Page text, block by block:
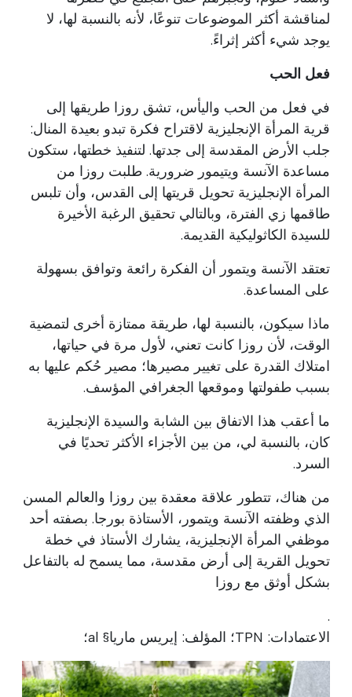
لمناقشة أكثر الموضوعات تنوعًا، لأنه بالنسبة لها، لا
يوجد شيء أكثر إثراءً.
فعل الحب
في فعل من الحب واليأس، تشق روزا طريقها إلى
قرية المرأة الإنجليزية لاقتراح فكرة تبدو بعيدة المنال:
جلب الأرض المقدسة إلى جدتها. لتنفيذ خطتها، ستكون
مساعدة الآنسة ويتيمور ضرورية. طلبت روزا من
المرأة الإنجليزية تحويل قريتها إلى القدس، وأن تلبس
طاقمها زي الفترة، وبالتالي تحقيق الرغبة الأخيرة
للسيدة الكاثوليكية القديمة.
تعتقد الآنسة ويتمور أن الفكرة رائعة وتوافق بسهولة
على المساعدة.
ماذا سيكون، بالنسبة لها، طريقة ممتازة أخرى لتمضية
الوقت، لأن روزا كانت تعني، لأول مرة في حياتها،
امتلاك القدرة على تغيير مصيرها؛ مصير حُكم عليها به
بسبب طفولتها وموقعها الجغرافي المؤسف.
ما أعقب هذا الاتفاق بين الشابة والسيدة الإنجليزية
كان، بالنسبة لي، من بين الأجزاء الأكثر تحديًا في
السرد.
من هناك، تتطور علاقة معقدة بين روزا والعالم المسن
الذي وظفته الآنسة ويتمور، الأستاذة بورجا. بصفته أحد
موظفي المرأة الإنجليزية، يشارك الأستاذ في خطة
تحويل القرية إلى أرض مقدسة، مما يسمح له بالتفاعل
بشكل أوثق مع روزا
.
الاعتمادات: TPN؛ المؤلف: إيريس ماريا§ al؛